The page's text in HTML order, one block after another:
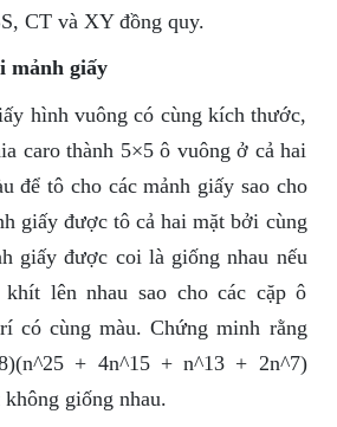
CT và XY đồng quy.
mảnh giấy
hình vuông có cùng kích thước,
caro thành 5×5 ô vuông ở cả hai
để tô cho các mảnh giấy sao cho
giấy được tô cả hai mặt bởi cùng
giấy được coi là giống nhau nếu
lên nhau sao cho các cặp ô
có cùng màu. Chứng minh rằng
+ 4n^15 + n^13 + 2n^7)
giống nhau.